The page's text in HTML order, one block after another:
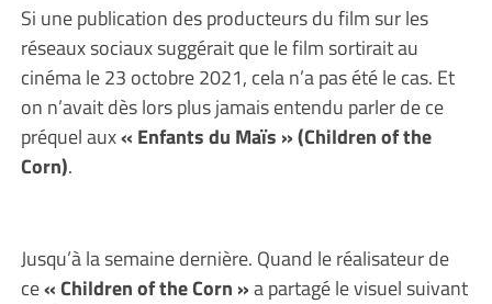
Si une publication des producteurs du film sur les
réseaux sociaux suggérait que le film sortirait au
cinéma le 23 octobre 2021, cela n’a pas été le cas. Et
on n’avait dès lors plus jamais entendu parler de ce
préquel aux« Enfants du Maïs » (Children of the
Corn).
Jusqu’à la semaine dernière. Quand le réalisateur de
ce« Children of the Corn »a partagé le visuel suivant